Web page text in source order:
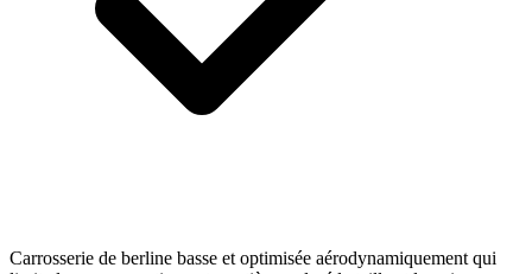
Carrosserie de berline basse et optimisée aérodynamiquement qui